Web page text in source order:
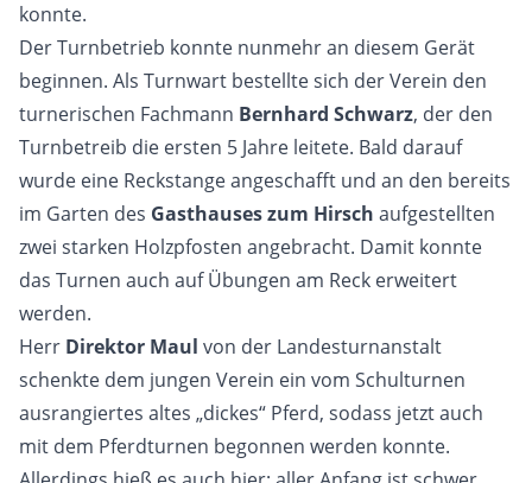
konnte.
Der Turnbetrieb konnte nunmehr an diesem Gerät
beginnen. Als Turnwart bestellte sich der Verein den
turnerischen Fachmann Bernhard Schwarz, der den
Turnbetreib die ersten 5 Jahre leitete. Bald darauf
wurde eine Reckstange angeschafft und an den bereits
im Garten des Gasthauses zum Hirsch aufgestellten
zwei starken Holzpfosten angebracht. Damit konnte
das Turnen auch auf Übungen am Reck erweitert
werden.
Herr Direktor Maul von der Landesturnanstalt
schenkte dem jungen Verein ein vom Schulturnen
ausrangiertes altes „dickes“ Pferd, sodass jetzt auch
mit dem Pferdturnen begonnen werden konnte.